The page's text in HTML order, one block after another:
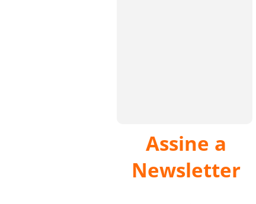
Assine a
Newsletter